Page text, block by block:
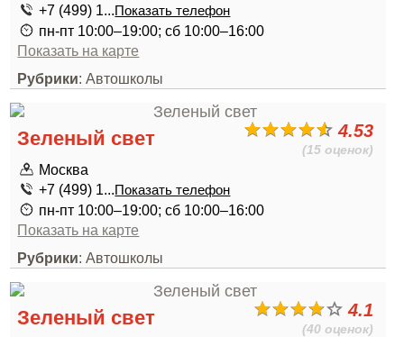
+7 (499) 1...Показать телефон
пн-пт 10:00–19:00; сб 10:00–16:00
Показать на карте
Рубрики: Автошколы
4.53
(15 оценок)
Зеленый свет
Москва
+7 (499) 1...Показать телефон
пн-пт 10:00–19:00; сб 10:00–16:00
Показать на карте
Рубрики: Автошколы
4.1
(40 оценок)
Зеленый свет